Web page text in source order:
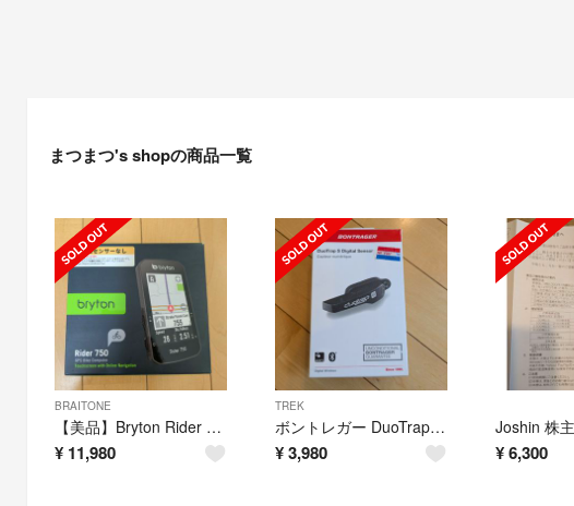
まつまつ's shopの商品一覧
BRAITONE
【美品】Bryton Rider 750（センサー付属なしバージョン）
¥ 11,980
TREK
ボントレガー DuoTrap S Digital センサー
¥3,980 ¥ 6,300